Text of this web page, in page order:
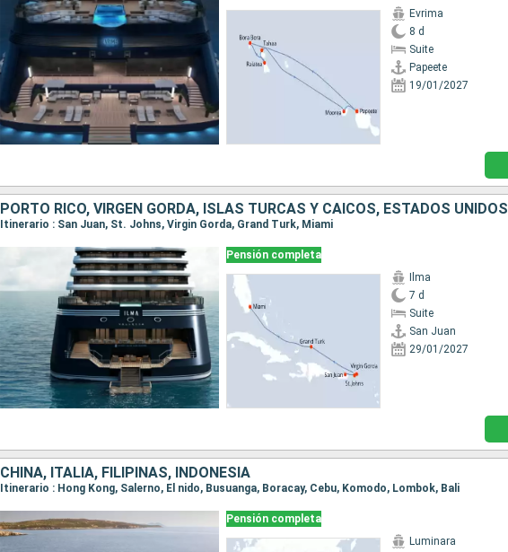
Evrima
8 d
Suite
Papeete
19/01/2027
PORTO RICO, VIRGEN GORDA, ISLAS TURCAS Y CAICOS, ESTADOS UNIDOS
Itinerario : San Juan, St. Johns, Virgin Gorda, Grand Turk, Miami
Pensión completa
Ilma
7 d
Suite
San Juan
29/01/2027
CHINA, ITALIA, FILIPINAS, INDONESIA
Itinerario : Hong Kong, Salerno, El nido, Busuanga, Boracay, Cebu, Komodo, Lombok, Bali
Pensión completa
Luminara